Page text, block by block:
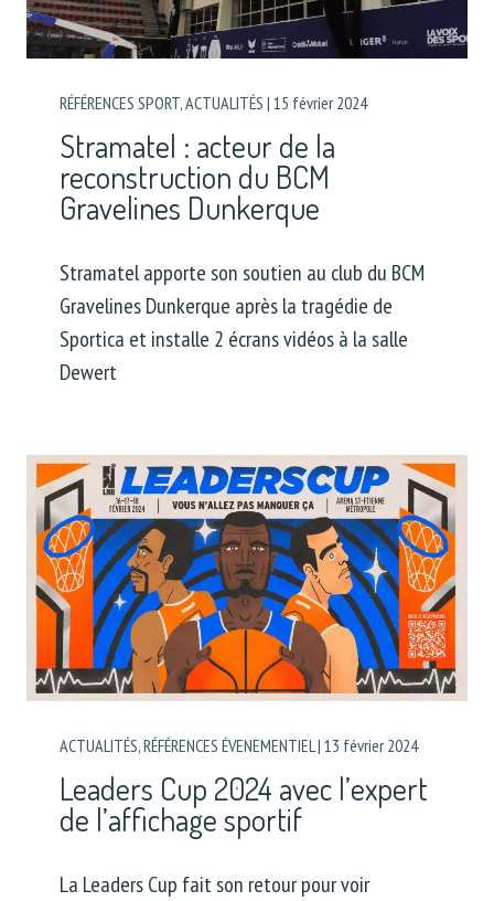
RÉFÉRENCES SPORT,ACTUALITÉS | 15 février 2024
Stramatel : acteur de la
reconstruction du BCM
Gravelines Dunkerque
Stramatel apporte son soutien au club du BCM
Gravelines Dunkerque après la tragédie de
Sportica et installe 2 écrans vidéos à la salle
Dewert
ACTUALITÉS,RÉFÉRENCES ÉVENEMENTIEL | 13 février 2024
Leaders Cup 2024 avec l’expert
de l’affichage sportif
La Leaders Cup fait son retour pour voir